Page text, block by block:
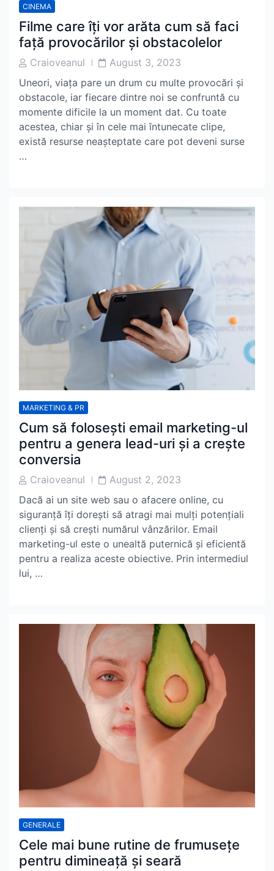
CINEMA
Filme care îți vor arăta cum să faci
față provocărilor și obstacolelor
PostCraioveanul
PostAugust 3, 2023
Uneori, viața pare un drum cu multe provocări și
obstacole, iar fiecare dintre noi se confruntă cu
momente dificile la un moment dat. Cu toate
acestea, chiar și în cele mai întunecate clipe,
există resurse neașteptate care pot deveni surse
…
MARKETING & PR
Cum să folosești email marketing-ul
pentru a genera lead-uri și a crește
conversia
PostCraioveanul
PostAugust 2, 2023
Dacă ai un site web sau o afacere online, cu
siguranță îți dorești să atragi mai mulți potențiali
clienți și să crești numărul vânzărilor. Email
marketing-ul este o unealtă puternică și eficientă
pentru a realiza aceste obiective. Prin intermediul
lui, …
GENERALE
Cele mai bune rutine de frumusețe
pentru dimineață și seară